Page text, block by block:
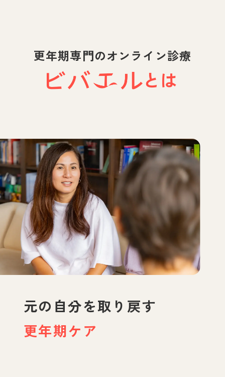
更年期専門のオンライン診療
とは
元の自分を取り戻す
更年期ケア